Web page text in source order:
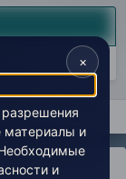
страницу.
Философия, религия,
×
материалы и
и